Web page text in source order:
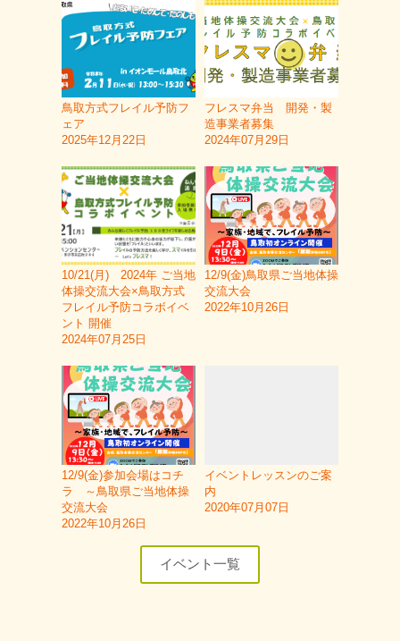
鳥取方式フレイル予防フ
ェア
2025年12月22日
フレスマ弁当 開発・製
造事業者募集
2024年07月29日
10/21(月) 2024年 ご当地
体操交流大会×鳥取方式
フレイル予防コラボイベ
ント 開催
2024年07月25日
12/9(金)鳥取県ご当地体操
交流大会
2022年10月26日
12/9(金)参加会場はコチ
ラ ～鳥取県ご当地体操
交流大会
2022年10月26日
イベントレッスンのご案
内
2020年07月07日
イベント一覧